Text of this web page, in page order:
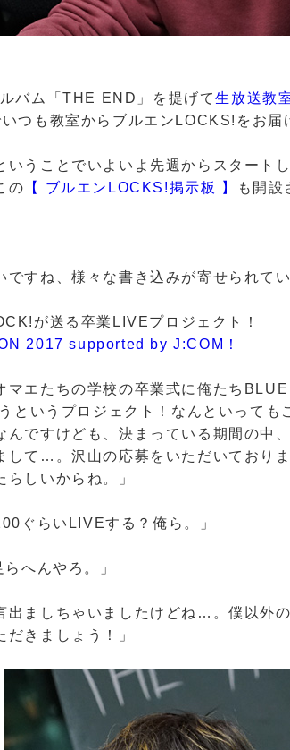
バム「THE END」を提げて生放送教
つも教室からブルエンLOCKS!をお届
いうことでいよいよ先週からスタート
の 【 ブルエンLOCKS!掲示板 】 も開設
ですね、様々な書き込みが寄せられて
が送る卒業LIVEプロジェクト！
2017 supported by J:COM！
マエたちの学校の卒業式に俺たち
というプロジェクト！なんといって
んですけども、決まっている期間の中
して…。沢山の応募をいただいており
しいからね。」
ぐらいLIVEする？俺ら。」
らへんやろ。」
出ましちゃいましたけどね…。僕以外
きましょう！」